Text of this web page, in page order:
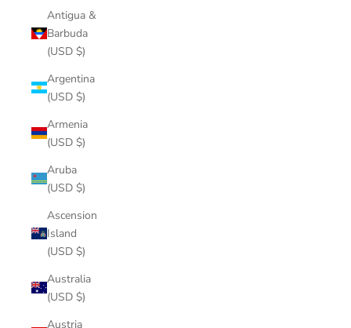
Antigua &
Barbuda
(USD $)
Argentina
(USD $)
Armenia
(USD $)
Aruba
(USD $)
Ascension
Island
(USD $)
Australia
(USD $)
Austria